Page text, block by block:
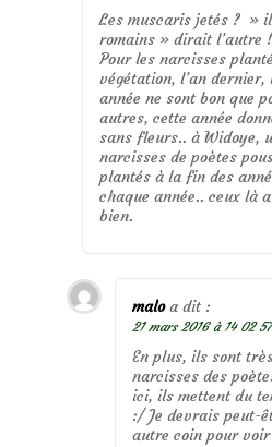
Les muscaris jetés ? »
romains » dirait l’autre
Pour les narcisses
végétation, l’an
année ne sont bon que
autres, cette année
sans fleurs.. à Widoye,
narcisses de poètes
plantés à la fin des
chaque année.. ceux là
bien.
malo a dit :
21 mars 2016 à 14 02
En plus, ils sont
narcisses des
ici, ils mettent du
:/ Je devrais peut-
autre coin pour